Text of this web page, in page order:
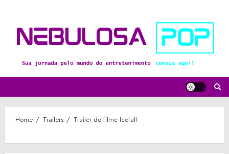
content
Home Trailers Trailer do filme Icefall